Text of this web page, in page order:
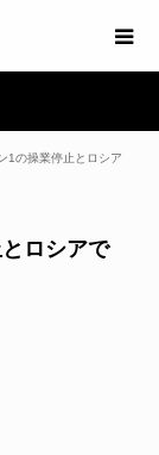
1の操業停止とロシア
ロシアで